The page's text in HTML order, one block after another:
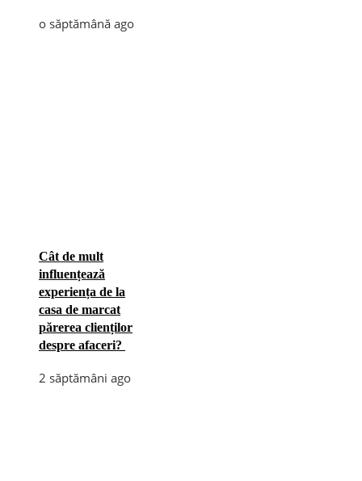
o săptămână ago
Cât de mult
influențează
experiența de la
casa de marcat
părerea clienților
despre afaceri?
2 săptămâni ago